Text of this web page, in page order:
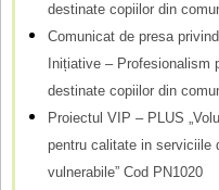
destinate copiilor din
Comunicat de presa
Inițiative –
destinate copiilor din
Proiectul VIP – PLUS
pentru calitate in serviciile
vulnerabile” Cod PN1020